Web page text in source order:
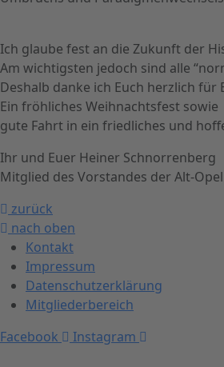
Ich glaube fest an die Zukunft der
Am wichtigsten jedoch sind alle
Deshalb danke ich Euch herzlich für
Ein fröhliches Weihnachtsfest sowie
gute Fahrt in ein friedliches und
Ihr und Euer Heiner Schnorrenberg
Mitglied des Vorstandes der Alt-Opel
zurück
nach oben
Kontakt
Impressum
Datenschutzerklärung
Mitgliederbereich
Facebook
Instagram